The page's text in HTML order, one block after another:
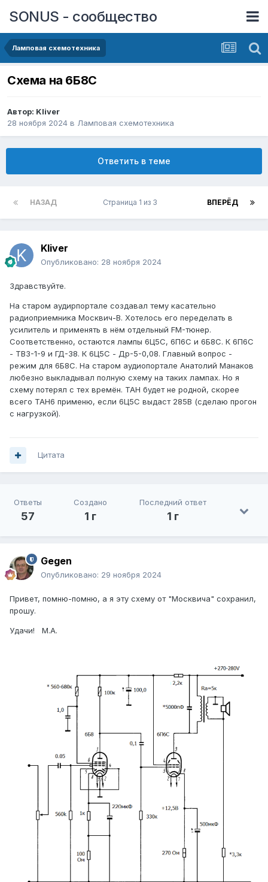
SONUS - сообщество
Ламповая схемотехника
Схема на 6Б8С
Автор: Kliver
28 ноября 2024 в Ламповая схемотехника
Ответить в теме
НАЗАД ВПЕРЁД
Страница 1 из 3
Kliver
Опубликовано: 28 ноября 2024
Здравствуйте.
На старом аудирпортале создавал тему касательно
радиоприемника Москвич-В. Хотелось его переделать в
усилитель и применять в нём отдельный FM-тюнер.
Соответственно, остаются лампы 6Ц5С, 6П6С и 6Б8С. К 6П6С
- ТВЗ-1-9 и ГД-38. К 6Ц5С - Др-5-0,08. Главный вопрос -
режим для 6Б8С. На старом аудиопортале Анатолий Манаков
любезно выкладывал полную схему на таких лампах. Но я
схему потерял с тех времён. ТАН будет не родной, скорее
всего ТАН6 применю, если 6Ц5С выдаст 285В (сделаю прогон
с нагрузкой).
Цитата
Ответы
57
Создано
1 г
Последний ответ
1 г
Gegen
Опубликовано: 29 ноября 2024
Привет, помню-помню, а я эту схему от "Москвича" сохранил,
прошу.
Удачи! М.А.